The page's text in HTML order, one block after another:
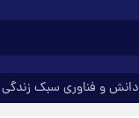
دانش و فناوری سبک زندگی